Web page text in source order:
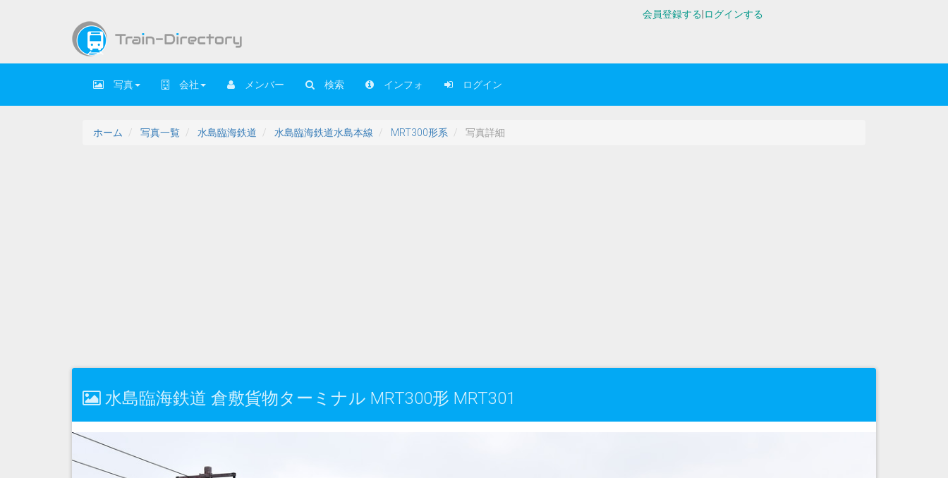
会員登録する ログインする
写真 会社 メンバー 検索 インフォ ログイン
ホーム 写真一覧 水島臨海鉄道 水島臨海鉄道水島本線 MRT300形系 写真詳細
水島臨海鉄道 倉敷貨物ターミナル MRT300形 MRT301